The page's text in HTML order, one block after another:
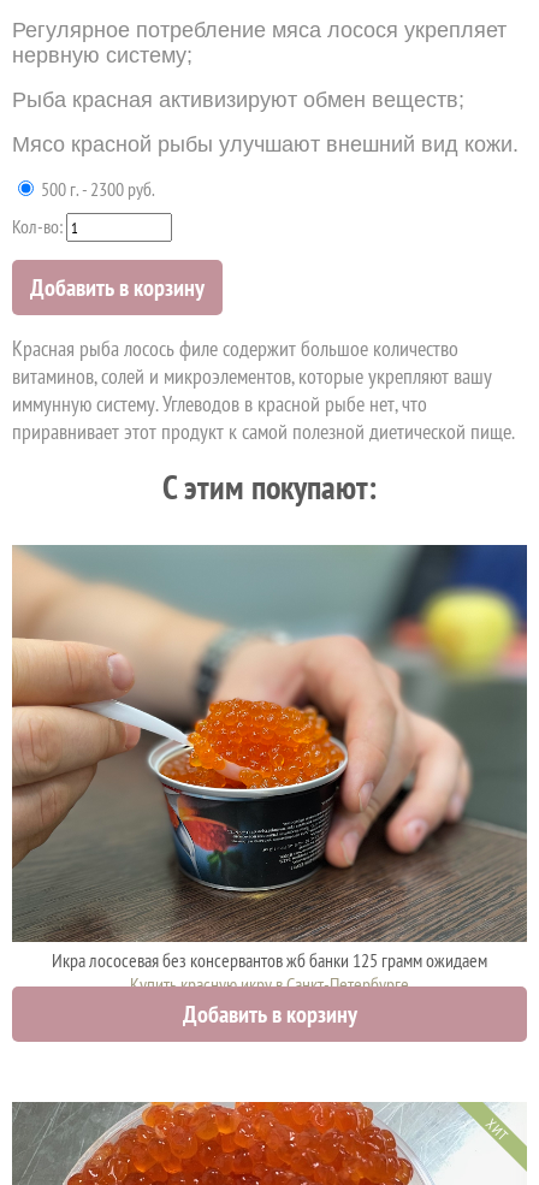
Регулярное потребление мяса лосося укрепляет
нервную систему;
Рыба красная активизируют обмен веществ;
Мясо красной рыбы улучшают внешний вид кожи.
500 г. - 2300 руб.
Кол-во:
Добавить в корзину
Красная рыба лососьфиле содержит большое количество
витаминов,солей и микроэлементов, которые укрепляют вашу
иммунную систему. Углеводов в красной рыбе нет, что
приравнивает этот продукт к самой полезной диетической пище.
C этим покупают:
Икра лососевая без консервантов жб банки 125 грамм ожидаем
Купить красную икру в Санкт-Петербурге
1875 руб.
Добавить в корзину
ХИТ